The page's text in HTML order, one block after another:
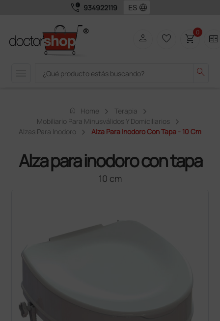
call_quality 934922119 language
menu search
person favorite_border shopping_cart0 two_pager
home Home
Terapia
Mobiliario Para Minusválidos Y Domiciliarios
Alzas Para Inodoro
Alza Para Inodoro Con Tapa - 10 Cm
Alza para inodoro con tapa
10 cm